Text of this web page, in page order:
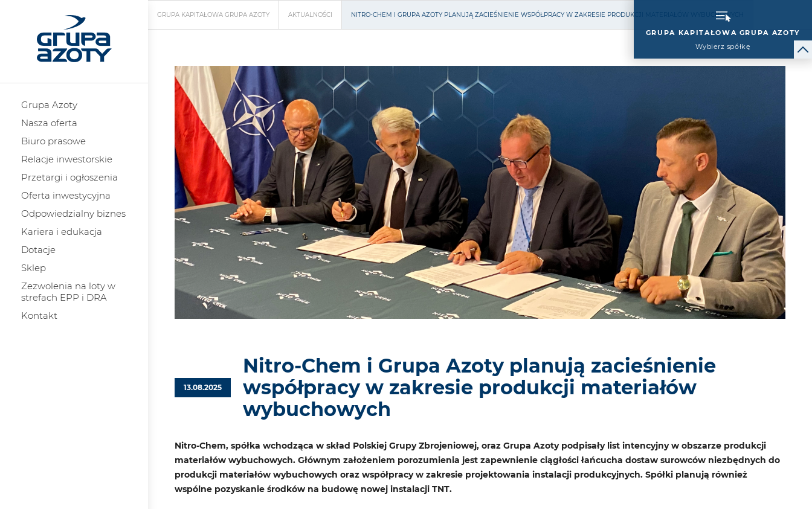
Grupa Azoty
Nasza oferta
Biuro prasowe
Relacje inwestorskie
Przetargi i ogłoszenia
Oferta inwestycyjna
Odpowiedzialny biznes
Kariera i edukacja
Dotacje
Sklep
Zezwolenia na loty w
strefach EPP i DRA
Kontakt
GRUPA KAPITAŁOWA GRUPA AZOTY
Wybierz spółkę
GRUPA KAPITAŁOWA GRUPA AZOTY AKTUALNOŚCI NITRO-CHEM I GRUPA AZOTY PLANUJĄ ZACIEŚNIENIE WSPÓŁPRACY W ZAKRESIE PRODUKCJI MATERIAŁÓW WYBUCHOWYCH
13.08.2025
Nitro-Chem i Grupa Azoty planują zacieśnienie
współpracy w zakresie produkcji materiałów
wybuchowych
Nitro-Chem, spółka wchodząca w skład Polskiej Grupy Zbrojeniowej, oraz Grupa Azoty podpisały list intencyjny w obszarze produkcji
materiałów wybuchowych. Głównym założeniem porozumienia jest zapewnienie ciągłości łańcucha dostaw surowców niezbędnych do
produkcji materiałów wybuchowych oraz współpracy w zakresie projektowania instalacji produkcyjnych. Spółki planują również
wspólne pozyskanie środków na budowę nowej instalacji TNT.